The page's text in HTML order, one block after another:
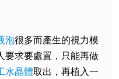
泡很多而產生的視力模
要求要處置，只能再做
水晶體取出，再植入一